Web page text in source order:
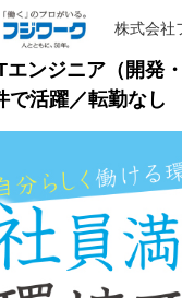
株式会社
エンジニア（開発
で活躍／転勤なし